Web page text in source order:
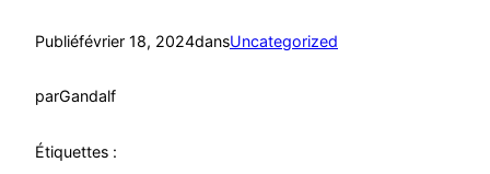
Publiéfévrier 18, 2024dansUncategorized
parGandalf
Étiquettes :